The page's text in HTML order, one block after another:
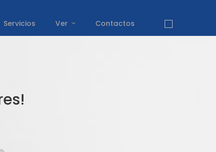
Servicios Ver Contactos